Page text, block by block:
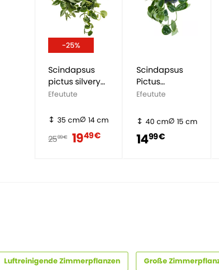
-25%
Scindapsus
pictus silvery
ann
Efeutute
35 cm 14 cm
2599 € 1949 €
Scindapsus
Pictus
'Argyraeus'
Efeutute
40 cm 15 cm
1499 €
Luftreinigende Zimmerpflanzen Große